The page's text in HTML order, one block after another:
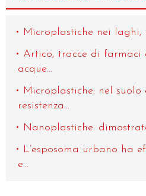
Microplastiche nei laghi,
Artico, tracce di farmaci
acque...
Microplastiche: nel
resistenza...
Nanoplastiche:
L’esposoma urbano ha
e...